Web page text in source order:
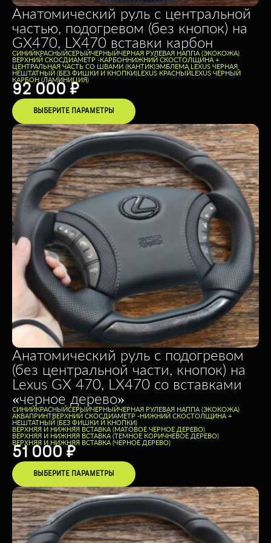
Анатомический руль с центральной
частью, подогревом (без кнопок) на
GX470, LX470 вставки карбон
CИНИЙКРАСНЫЙСЕРЫЙЧЕРНЫЙЧЕРНАЯ РУЛЕВАЯ НАППА (ЭКОКОЖА)
ВЕРХНИЙ СКОСДИАМЕТР -КАРБОННИЖНИЙ СКОСТОЛЩИНА +
ЦЕНТРАЛЬНАЯ ЧАСТЬ СО ШВАМИ (КАНТИК)ЭМБЛЕМА LEXUS ЧЕРНАЯ
НЕШТАТНЫЙ (БЕЗ ФИШКИ И КНОПКИ)LEXUS КРАСНЫЙLEXUS ЧЕРНЫЙ
КАРБОН (ЛАМИНИЦИЯ)
92 000 ₽
ВЫБЕРИТЕ ПАРАМЕТРЫ
Анатомический руль с подогревом
(без центральной части, кнопок) на
Lexus GX 470, LX470 со вставками
«черное дерево»
CИНИЙКРАСНЫЙСЕРЫЙЧЕРНЫЙЧЕРНАЯ РУЛЕВАЯ НАППА (ЭКОКОЖА)
АКВАПРИНТВЕРХНИЙ СКОСДИАМЕТР -НИЖНИЙ СКОСТОЛЩИНА +
НЕШТАТНЫЙ (БЕЗ ФИШКИ И КНОПКИ)
ВЕРХНЯЯ И НИЖНЯЯ ВСТАВКА (МАТОВОЕ ЧЕРНОЕ ДЕРЕВО)
ВЕРХНЯЯ И НИЖНЯЯ ВСТАВКА (ТЕМНОЕ КОРИЧНЕВОЕ ДЕРЕВО)
ВЕРХНЯЯ И НИЖНЯЯ ВСТАВКА (ЧЕРНОЕ ДЕРЕВО)
51 000 ₽
ВЫБЕРИТЕ ПАРАМЕТРЫ